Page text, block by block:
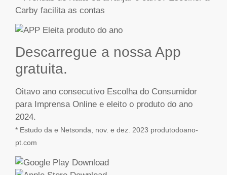
Descarregue a nossa App
gratuita.
Oitavo ano consecutivo Escolha do Consumidor
para Imprensa Online e eleito o produto do ano
2024.
* Estudo da e Netsonda, nov. e dez. 2023 produtodoano-
pt.com